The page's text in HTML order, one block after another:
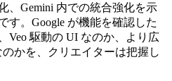
、Gemini 内での統合強化を示
す。Google が機能を確認した
Veo 駆動の UI なのか、より広
かを、クリエイターは把握し